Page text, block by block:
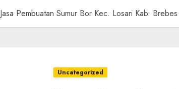
Jasa Pembuatan Sumur Bor Kec. Losari Kab.
Uncategorized